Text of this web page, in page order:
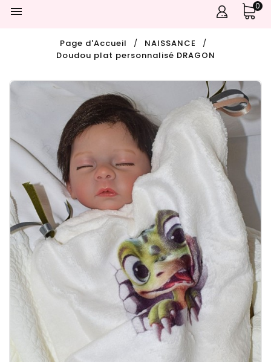
 0
Page d'Accueil
NAISSANCE
Doudou plat personnalisé DRAGON